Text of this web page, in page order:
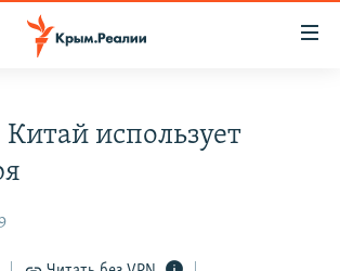
КРЫМА
использует